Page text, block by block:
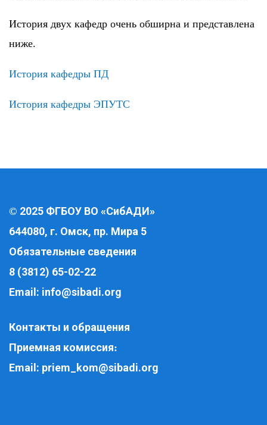
История двух кафедр очень обширна и представлена
ниже.
История кафедры ПД
История кафедры ЭПУТС
© 2025 ФГБОУ ВО «СибАДИ»
644080, г. Омск, пр. Мира 5
Обязательные сведения
8 (3812) 65-02-22
Email: info@sibadi.org
Контакты и обращения
Приемная комиссия:
Email: priem_kom@sibadi.org